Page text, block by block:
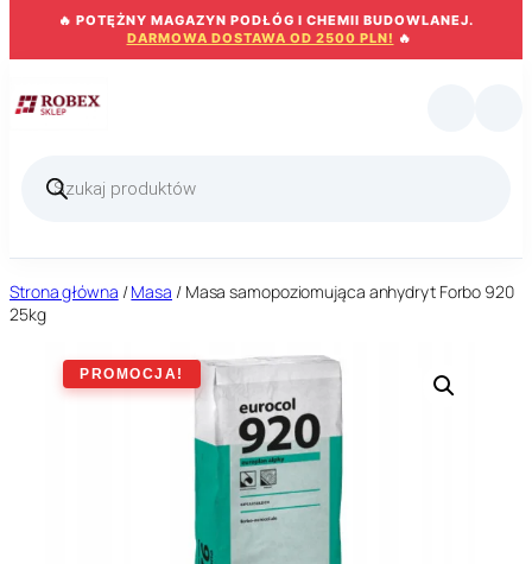
Przejdź🔥 POTĘŻNY MAGAZYN PODŁÓG I CHEMII BUDOWLANEJ.
DARMOWA DOSTAWA OD 2500 PLN! 🔥
produktów
Strona główna /Masa / Masa samopoziomująca anhydryt Forbo 920
25kg
PROMOCJA!